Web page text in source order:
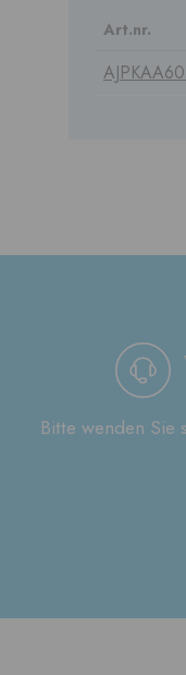
Art.nr.
Bitte wenden Sie